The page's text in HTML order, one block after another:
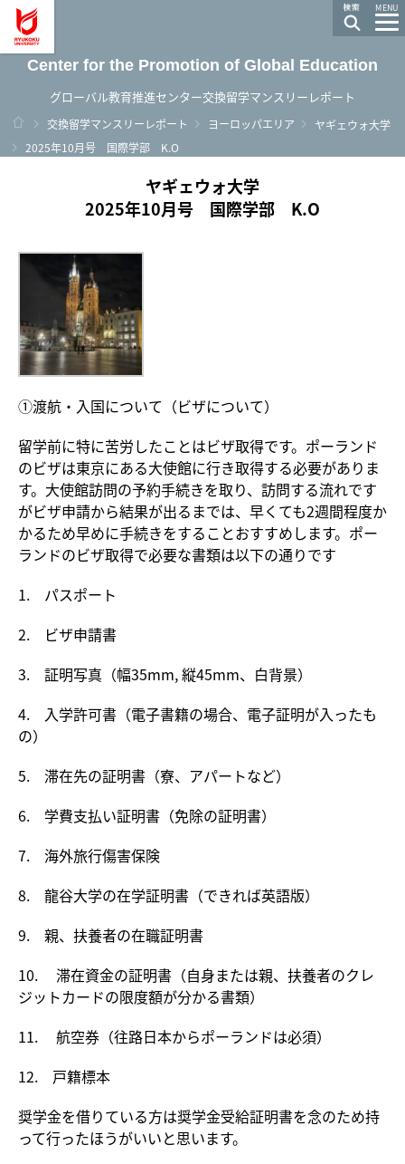
MENU
Center for the Promotion of Global Education
グローバル教育推進センター交換留学マンスリーレポート
ホーム
交換留学マンスリーレポート ヨーロッパエリア
ヤギェウォ大学
2025年10月号 国際学部 K.O
ヤギェウォ大学
2025年10月号 国際学部 K.O
①渡航・入国について（ビザについて）
留学前に特に苦労したことはビザ取得です。ポーランド
のビザは東京にある大使館に行き取得する必要がありま
す。大使館訪問の予約手続きを取り、訪問する流れです
がビザ申請から結果が出るまでは、早くても2週間程度か
かるため早めに手続きをすることおすすめします。ポー
ランドのビザ取得で必要な書類は以下の通りです
1. パスポート
2. ビザ申請書
3. 証明写真（幅35mm, 縦45mm、白背景）
4. 入学許可書（電子書籍の場合、電子証明が入ったも
の）
5. 滞在先の証明書（寮、アパートなど）
6. 学費支払い証明書（免除の証明書）
7. 海外旅行傷害保険
8. 龍谷大学の在学証明書（できれば英語版）
9. 親、扶養者の在職証明書
10. 滞在資金の証明書（自身または親、扶養者のクレ
ジットカードの限度額が分かる書類）
11. 航空券（往路日本からポーランドは必須）
12. 戸籍標本
奨学金を借りている方は奨学金受給証明書を念のため持
って行ったほうがいいと思います。